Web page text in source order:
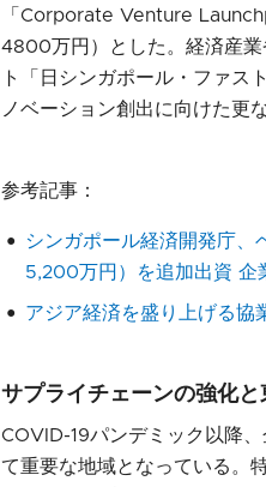
「Corporate Venture
4800万円）とした。経済産業
ト「日シンガポール・ファス
ノベーション創出に向けた更
参考記事：
シンガポール経済開発庁
5,200万円）を追加出資 企
アジア経済を盛り上げる協
サプライチェーンの強化と
COVID-19パンデミック以降
て重要な地域となっている。